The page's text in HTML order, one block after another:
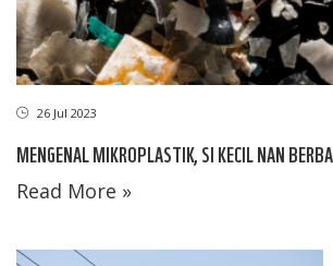
26 Jul 2023
MENGENAL MIKROPLASTIK, SI KECIL NAN
Read More »